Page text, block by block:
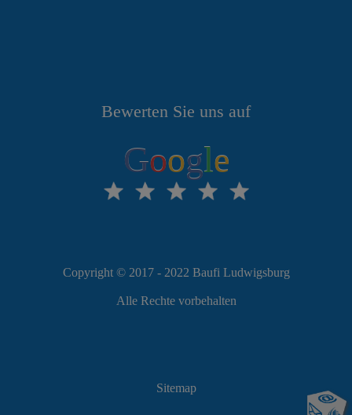
Bewerten Sie uns auf
Google
Copyright © 2017 - 2022 Baufi Ludwigsburg
Alle Rechte vorbehalten
Sitemap